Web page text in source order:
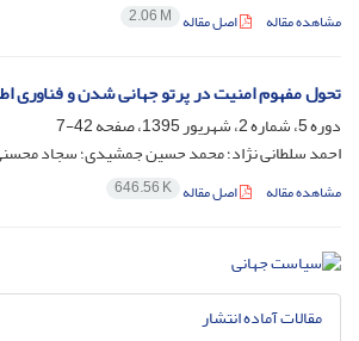
مشاهده مقاله اصل مقاله 2.06 M
تحول مفهوم امنیت در پرتو جهانی شدن و فناوری
دوره 5، شماره 2، شهریور 1395، صفحه
42-7
احمد سلطانی نژاد؛ محمد حسین جمشیدی؛ سجاد
مشاهده مقاله اصل مقاله 646.56 K
مقالات آماده انتشار